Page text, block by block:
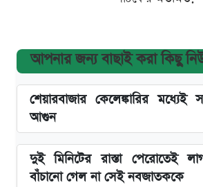
আপনার জন্য বাছাই করা কিছু
শেয়ারবাজার কেলেঙ্কারির মধ্যেই
আগুন
দুই মিনিটের রাস্তা পেরোতেই
বাঁচানো গেল না সেই নবজাতককে